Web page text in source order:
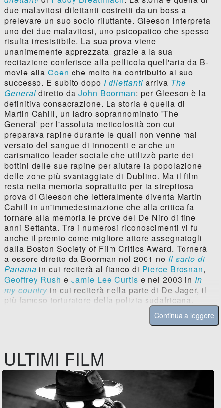
due malavitosi dilettanti costretti da un boss a
prelevare un suo socio riluttante. Gleeson interpreta
uno dei due malavitosi, uno psicopatico che spesso
risulta irresistibile. La sua prova viene
unanimemente apprezzata, grazie alla sua
recitazione conferisce alla pellicola quell'aria da B-
movie alla Coen che molto ha contribuito al suo
successo. E subito dopo I dilettanti arriva The
General diretto da John Boorman: per Gleeson è la
definitiva consacrazione. La storia è quella di
Martin Cahill, un ladro soprannominato 'The
General' per l'assoluta meticolosità con cui
preparava rapine durante le quali non venne mai
versato del sangue di innocenti e anche un
carismatico leader sociale che utilizzò parte dei
bottini delle sue rapine per aiutare la popolazione
delle zone più svantaggiate di Dublino. Ma il film
resta nella memoria soprattutto per la strepitosa
prova di Gleeson che letteralmente diventa Martin
Cahill in un'immedesimazione che alla critica fa
tornare alla memoria le prove del De Niro di fine
anni Settanta. Tra i numerosi riconoscimenti vi fu
anche il premio come migliore attore assegnatogli
dalla Boston Society of Film Critics Award. Tornerà
a essere diretto da Boorman nel 2001 ne Il sarto di
Panama in cui reciterà al fianco di Pierce Brosnan,
Geoffrey Rush e Jamie Lee Curtis e nel 2003 in In
my countryin cui reciterà nella parte di De Jager, il
più famoso torturatore della polizia sudafricana.
Continua a leggere
ULTIMI FILM